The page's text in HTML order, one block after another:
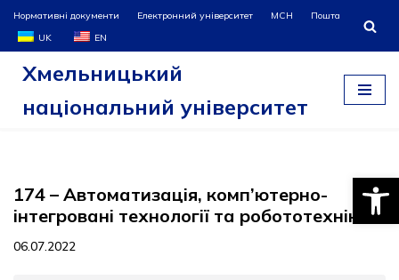
Перейти
до
Нормативні документи Електронний університет МСН
Пошта
UK
EN
Хмельницький
національний університет
174 – Автоматизація, комп’ютерно-
інтегровані технології та робототехніка
06.07.2022